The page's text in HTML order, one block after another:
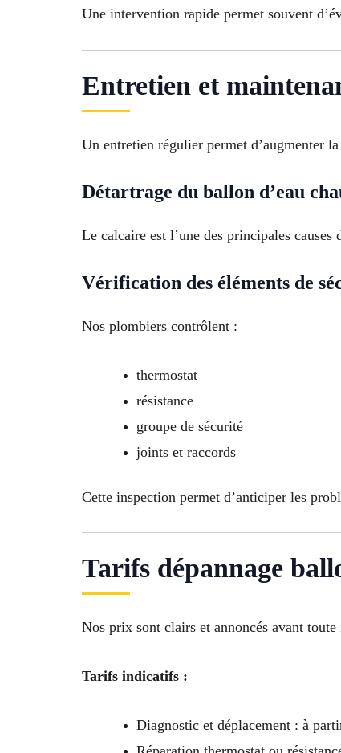
Une intervention rapide permet souvent
Entretien et
Un entretien régulier permet d’augmenter
Détartrage du ballon d’eau
Le calcaire est l’une des principales
Vérification des éléments de
Nos plombiers contrôlent :
thermostat
résistance
groupe de sécurité
joints et raccords
Cette inspection permet d’anticiper les
Tarifs dépannage
Nos prix sont clairs et annoncés avant
Tarifs indicatifs :
Diagnostic et déplacement : à